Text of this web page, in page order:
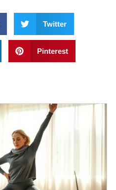
Twitter
Pinterest